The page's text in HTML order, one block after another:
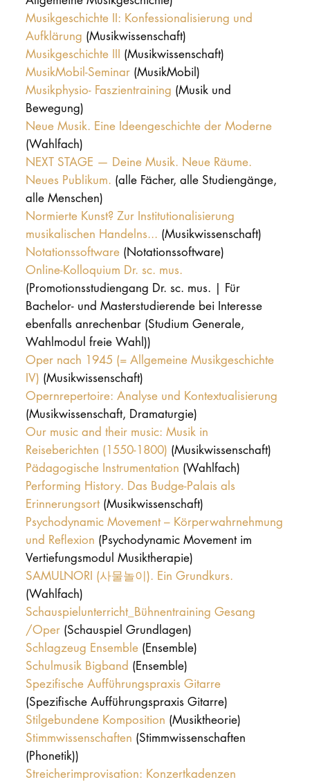
Musikgeschichte II: Konfessionalisierung und
Aufklärung (Musikwissenschaft)
Musikgeschichte III (Musikwissenschaft)
MusikMobil-Seminar (MusikMobil)
Musikphysio- Faszientraining (Musik und
Bewegung)
Neue Musik. Eine Ideengeschichte der Moderne
(Wahlfach)
NEXT STAGE — Deine Musik. Neue Räume.
Neues Publikum. (alle Fächer, alle Studiengänge,
alle Menschen)
Normierte Kunst? Zur Institutionalisierung
musikalischen Handelns... (Musikwissenschaft)
Notationssoftware (Notationssoftware)
Online-Kolloquium Dr. sc. mus.
(Promotionsstudiengang Dr. sc. mus. | Für
Bachelor- und Masterstudierende bei Interesse
ebenfalls anrechenbar (Studium Generale,
Wahlmodul freie Wahl))
Oper nach 1945 (= Allgemeine Musikgeschichte
IV) (Musikwissenschaft)
Opernrepertoire: Analyse und Kontextualisierung
(Musikwissenschaft, Dramaturgie)
Our music and their music: Musik in
Reiseberichten (1550-1800) (Musikwissenschaft)
Pädagogische Instrumentation (Wahlfach)
Performing History. Das Budge-Palais als
Erinnerungsort (Musikwissenschaft)
Psychodynamic Movement – Körperwahrnehmung
und Reflexion (Psychodynamic Movement im
Vertiefungsmodul Musiktherapie)
SAMULNORI (사물놀이). Ein Grundkurs.
(Wahlfach)
Schauspielunterricht_Bühnentraining Gesang
/Oper (Schauspiel Grundlagen)
Schlagzeug Ensemble (Ensemble)
Schulmusik Bigband (Ensemble)
Spezifische Aufführungspraxis Gitarre
(Spezifische Aufführungspraxis Gitarre)
Stilgebundene Komposition (Musiktheorie)
Stimmwissenschaften (Stimmwissenschaften
(Phonetik))
Streicherimprovisation: Konzertkadenzen